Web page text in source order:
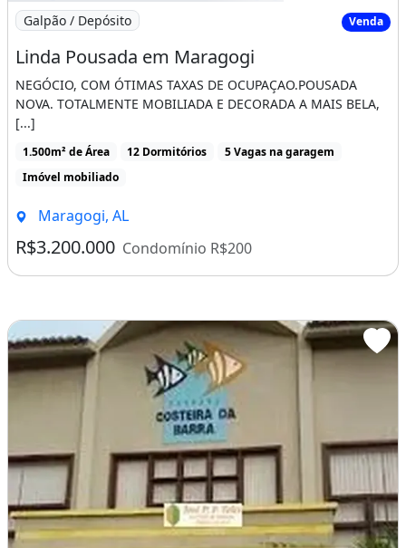
Imagem: Linda Pousada em Maragogi
Galpão / Depósito Venda
Linda Pousada em Maragogi
NEGÓCIO, COM ÓTIMAS TAXAS DE OCUPAÇAO.POUSADA
NOVA. TOTALMENTE MOBILIADA E DECORADA A MAIS BELA,
[...]
1.500m² de Área 12 Dormitórios
5 Vagas na garagem
Imóvel mobiliado
Maragogi, AL
R$3.200.000 Condomínio R$200